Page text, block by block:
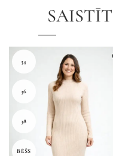
34
36
38
BĒŠS